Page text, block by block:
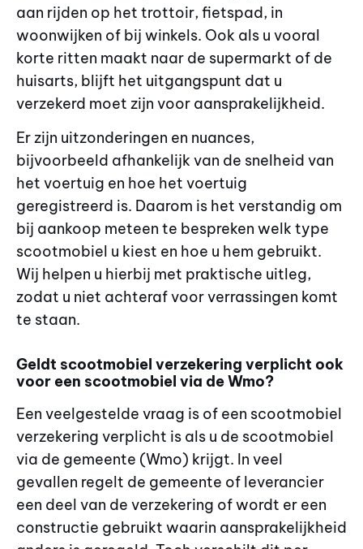
aan rijden op het trottoir, fietspad, in
woonwijken of bij winkels. Ook als u vooral
korte ritten maakt naar de supermarkt of de
huisarts, blijft het uitgangspunt dat u
verzekerd moet zijn voor aansprakelijkheid.
Er zijn uitzonderingen en nuances,
bijvoorbeeld afhankelijk van de snelheid van
het voertuig en hoe het voertuig
geregistreerd is. Daarom is het verstandig om
bij aankoop meteen te bespreken welk type
scootmobiel u kiest en hoe u hem gebruikt.
Wij helpen u hierbij met praktische uitleg,
zodat u niet achteraf voor verrassingen komt
te staan.
Geldt scootmobiel verzekering verplicht ook
voor een scootmobiel via de Wmo?
Een veelgestelde vraag is of een scootmobiel
verzekering verplicht is als u de scootmobiel
via de gemeente (Wmo) krijgt. In veel
gevallen regelt de gemeente of leverancier
een deel van de verzekering of wordt er een
constructie gebruikt waarin aansprakelijkheid